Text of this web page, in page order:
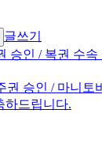
글쓰기
승인 / 복권 수
권 승인 / 마니토
하드립니다.